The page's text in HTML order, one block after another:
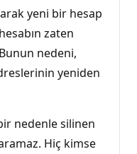
yeni bir hesap
zaten
nedeni,
yeniden
nedenle silinen
Hiç kimse